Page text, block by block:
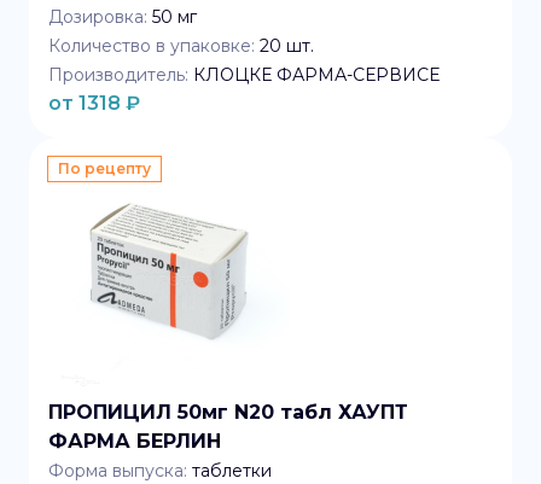
Дозировка: 50 мг
Количество в упаковке: 20 шт.
Производитель: КЛОЦКЕ ФАРМА-СЕРВИСЕ
от 1318 ₽
По рецепту
ПРОПИЦИЛ 50мг N20 табл ХАУПТ
ФАРМА БЕРЛИН
Форма выпуска: таблетки